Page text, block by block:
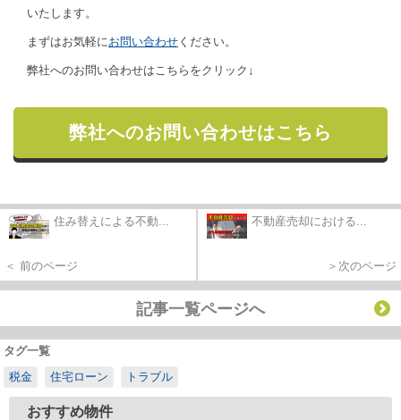
いたします。
まずはお気軽に お問い合わせ ください。
弊社へのお問い合わせはこちらをクリック↓
弊社へのお問い合わせはこちら
住み替えによる不動...
＜ 前のページ
不動産売却における...
＞次のページ
記事一覧ページへ
タグ一覧
税金
住宅ローン トラブル
おすすめ物件